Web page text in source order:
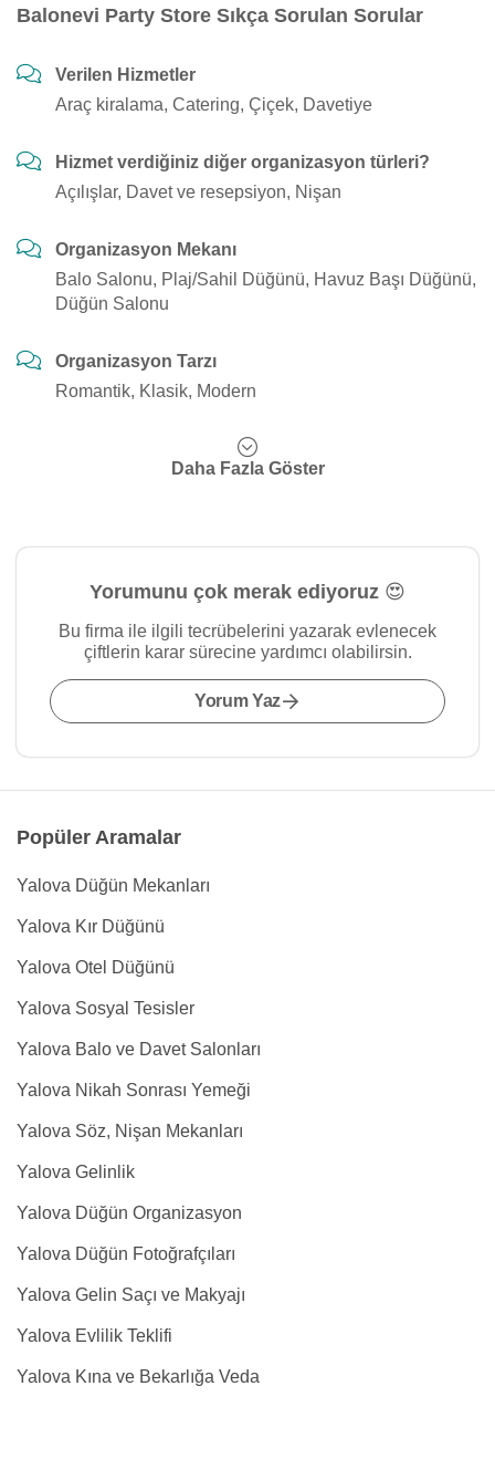
Balonevi Party Store Sıkça Sorulan Sorular
Verilen Hizmetler
Araç kiralama, Catering, Çiçek, Davetiye
Hizmet verdiğiniz diğer organizasyon türleri?
Açılışlar, Davet ve resepsiyon, Nişan
Organizasyon Mekanı
Balo Salonu, Plaj/Sahil Düğünü, Havuz Başı Düğünü,
Düğün Salonu
Organizasyon Tarzı
Romantik, Klasik, Modern
Daha Fazla Göster
Yorumunu çok merak ediyoruz 😍
Bu firma ile ilgili tecrübelerini yazarak evlenecek
çiftlerin karar sürecine yardımcı olabilirsin.
Yorum Yaz
Popüler Aramalar
Yalova Düğün Mekanları
Yalova Kır Düğünü
Yalova Otel Düğünü
Yalova Sosyal Tesisler
Yalova Balo ve Davet Salonları
Yalova Nikah Sonrası Yemeği
Yalova Söz, Nişan Mekanları
Yalova Gelinlik
Yalova Düğün Organizasyon
Yalova Düğün Fotoğrafçıları
Yalova Gelin Saçı ve Makyajı
Yalova Evlilik Teklifi
Yalova Kına ve Bekarlığa Veda